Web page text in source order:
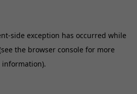
-side exception has occurred while
the browser console for more
information).